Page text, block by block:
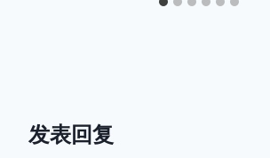
发表回复